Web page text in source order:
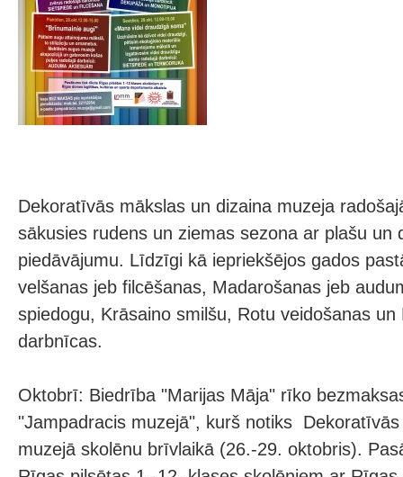
Dekoratīvās mākslas un dizaina muzeja
sākusies rudens un ziemas sezona ar plašu un
piedāvājumu. Līdzīgi kā iepriekšējos gados
velšanas jeb filcēšanas, Madarošanas jeb
spiedogu, Krāsaino smilšu, Rotu veidošanas un
darbnīcas.
Oktobrī: Biedrība "Marijas Māja" rīko
"Jampadracis muzejā", kurš notiks
muzejā skolēnu brīvlaikā (26.-29. oktobris).